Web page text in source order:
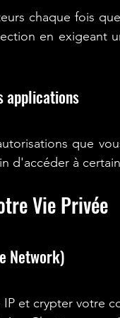
chaque fois
en exigeant
applications
que
d'accéder à
Vie Privée
Network)
et crypter votre